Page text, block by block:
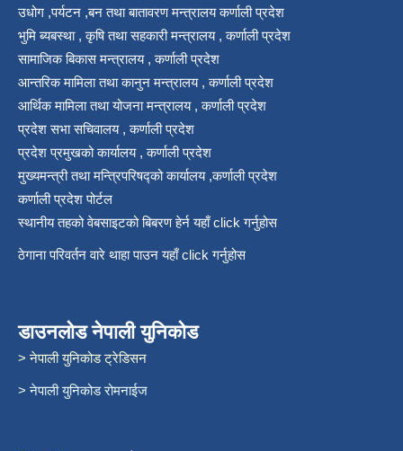
उधोग ,पर्यटन ,बन तथा बातावरण मन्त्रालय कर्णाली प्रदेश
भुमि ब्यबस्था , कृषि तथा सहकारी मन्त्रालय , कर्णाली प्रदेश
सामाजिक बिकास मन्त्रालय , कर्णाली प्रदेश
आन्तरिक मामिला तथा कानुन मन्त्रालय , कर्णाली प्रदेश
आर्थिक मामिला तथा योजना मन्त्रालय , कर्णाली प्रदेश
प्रदेश सभा सचिवालय , कर्णाली प्रदेश
प्रदेश प्रमुखको कार्यालय , कर्णाली प्रदेश
मुख्यमन्त्री तथा मन्त्रिपरिषद्को कार्यालय ,कर्णाली प्रदेश
कर्णाली प्रदेश पोर्टल
स्थानीय तहको वेबसाइटको बिबरण हेर्न यहाँ click गर्नुहोस
ठेगाना परिवर्तन वारे थाहा पाउन यहाँ click गर्नुहोस
डाउनलोड नेपाली युनिकोड
> नेपाली युनिकोड ट्रेडिसन
> नेपाली युनिकोड रोमनाईज